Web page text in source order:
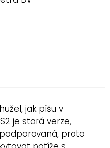
jak píšu v
je stará verze,
proto